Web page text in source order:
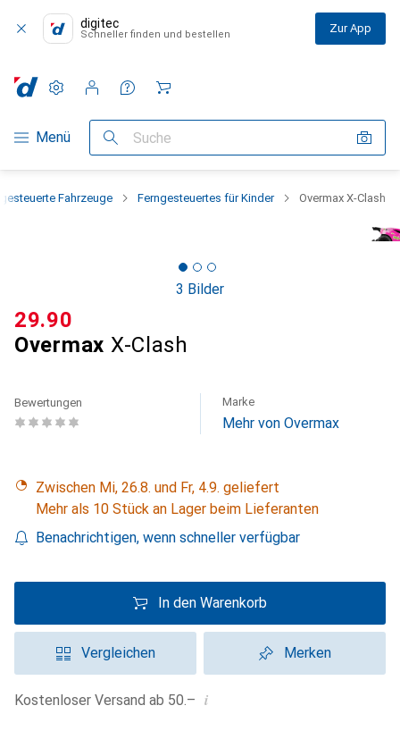
digitec
Schneller finden und bestellen Zur App
Navigation nach Kategorien
Menü Suche
Einstellungen
Kundenkonto
Vergleichslisten
Merklisten
Warenkorb
Fahrzeuge Ferngesteuertes für Kinder Overmax X-Clash
3 Bilder
Overmax X-Clash
CHF
29.90
Bewertungen Marke
Mehr von Overmax
Zwischen Mi, 26.8. und Fr, 4.9. geliefert
Mehr als 10 Stück an Lager beim Lieferanten
Benachrichtigen, wenn schneller verfügbar
In den Warenkorb
Vergleichen Merken
Kostenloser Versand ab 50.– i